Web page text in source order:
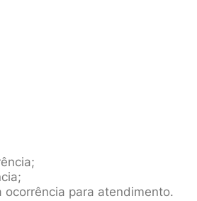
ocorrência para atendimento.